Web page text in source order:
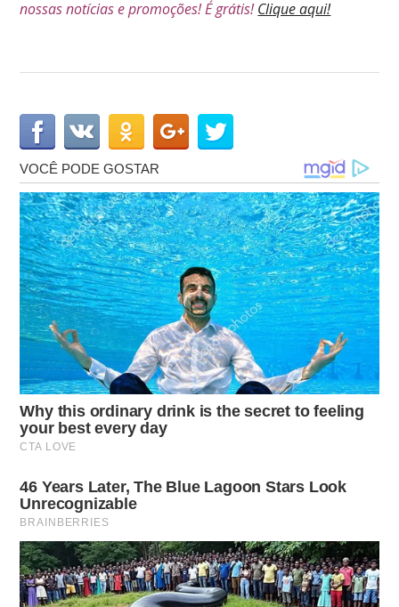
nossas notícias e promoções! É grátis!Clique aqui!